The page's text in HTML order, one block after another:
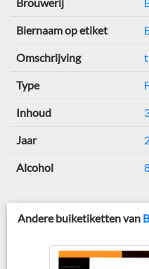
Brouwerij
Biernaam op etiket
Omschrijving
Type
Inhoud
Jaar
Alcohol
Andere buiketiketten van